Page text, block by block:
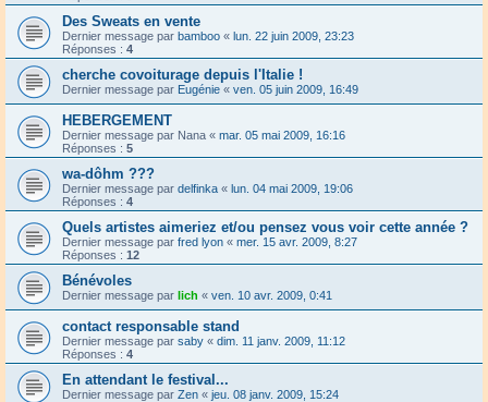
Des Sweats en vente
Dernier message par bamboo « lun. 22 juin 2009, 23:23
Réponses : 4
cherche covoiturage depuis l'Italie !
Dernier message par Eugénie « ven. 05 juin 2009, 16:49
HEBERGEMENT
Dernier message par Nana « mar. 05 mai 2009, 16:16
Réponses : 5
wa-dôhm ???
Dernier message par delfinka « lun. 04 mai 2009, 19:06
Réponses : 4
Quels artistes aimeriez et/ou pensez vous voir cette année ?
Dernier message par fred lyon « mer. 15 avr. 2009, 8:27
Réponses : 12
Bénévoles
Dernier message par lich « ven. 10 avr. 2009, 0:41
contact responsable stand
Dernier message par saby « dim. 11 janv. 2009, 11:12
Réponses : 4
En attendant le festival...
Dernier message par Zen « jeu. 08 janv. 2009, 15:24